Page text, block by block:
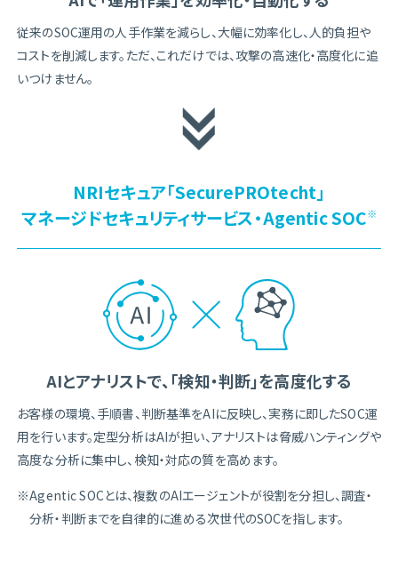
従来のSOC運用の人手作業を減らし、大幅に効率化し、人的負担や
コストを削減します。ただ、これだけでは、攻撃の高速化・高度化に追
いつけません。
NRIセキュア「SecurePROtecht」
マネージドセキュリティサービス・Agentic SOC※
AIとアナリストで、「検知・判断」を高度化する
お客様の環境、手順書、判断基準をAIに反映し、実務に即したSOC運
用を行います。定型分析はAIが担い、アナリストは脅威ハンティングや
高度な分析に集中し、検知・対応の質を高めます。
※Agentic SOCとは、複数のAIエージェントが役割を分担し、調査・
分析・判断までを自律的に進める次世代のSOCを指します。